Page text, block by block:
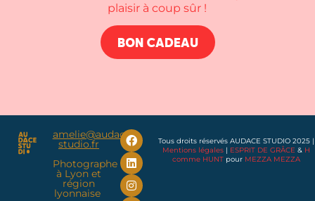
plaisir à coup sûr !
BON CADEAU
amelie@audace-
studio.fr
Photographe
à Lyon et
région
lyonnaise
Tous droits réservés AUDACE STUDIO 2025 |
Mentions légales | ESPRIT DE GRÂCE & H
comme HUNT pour MEZZA MEZZA